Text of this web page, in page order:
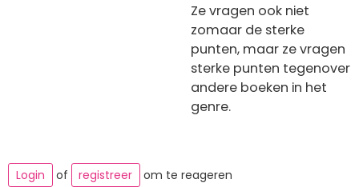
Ze vragen ook niet
zomaar de sterke
punten, maar ze vragen
sterke punten tegenover
andere boeken in het
genre.
Login of registreer om te reageren